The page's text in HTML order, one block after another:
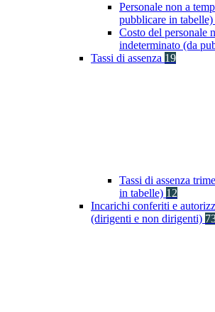
Personale non a
pubblicare in tabelle)
Costo del personale
indeterminato (da
Tassi di assenza 19
Tassi di assenza
in tabelle) 12
Incarichi conferiti e
(dirigenti e non dirigenti)